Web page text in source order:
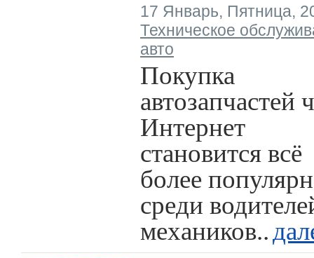
17 Январь, Пятница,
Техническое
авто
Покупка
автозапчастей
Интернет
становится всё
более
среди
механиков..